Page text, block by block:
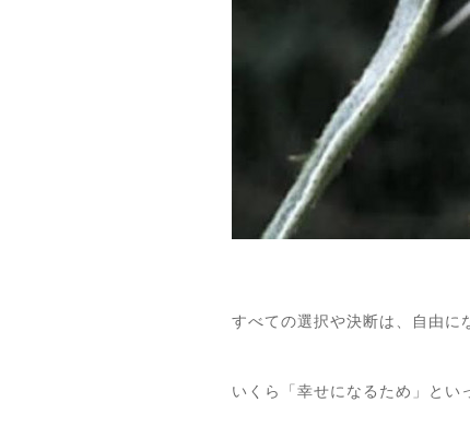
すべての選択や決断は、自由に
いくら「幸せになるため」とい